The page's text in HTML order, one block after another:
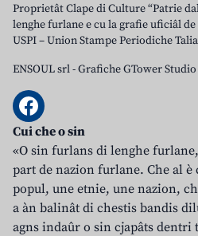
Proprietât Clape di Culture “Patrie
lenghe furlane e cu la grafie uficiâl de
USPI – Union Stampe Periodiche
ENSOUL srl-Grafiche GTower Studio
Cui che o sin
«O sin furlans di lenghe
part de nazion furlane. Che al è
popul, une etnie, une nazion,
a àn balinât di chestis bandis
agns indaûr o sin cjapâts dentri